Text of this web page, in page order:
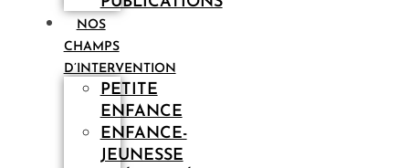
NOS
CHAMPS
D’INTERVENTION
PETITE
ENFANCE
ENFANCE-
JEUNESSE